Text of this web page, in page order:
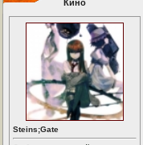
Кино
Steins;Gate